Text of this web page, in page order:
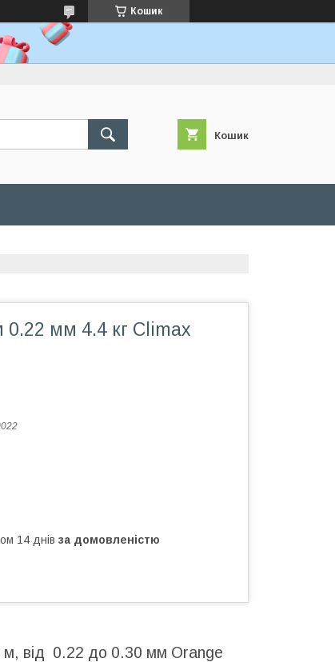
Кошик
Кошик
0.22 мм 4.4 кг Climax
14 днів за домовленістю
від 0.22 до 0.30 мм Orange